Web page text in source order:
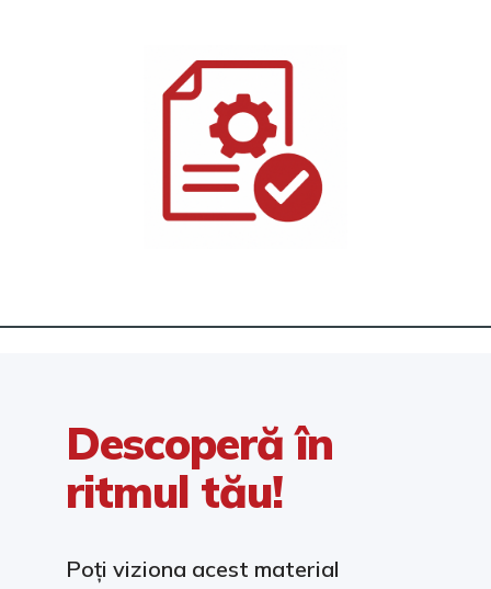
Descoperă în
ritmul tău!
Poți viziona acest material